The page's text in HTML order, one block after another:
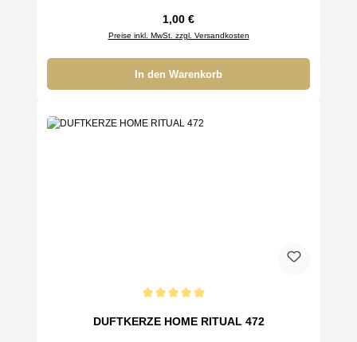
Regulärer Preis:
1,00 €
Preise inkl. MwSt. zzgl. Versandkosten
In den Warenkorb
DUFTKERZE HOME RITUAL 472